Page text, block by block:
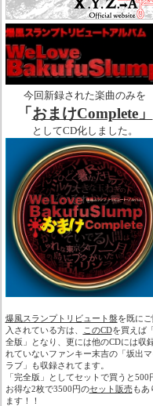
今回新録された楽曲のみを
「おまけComplete」
としてCD化しました。
爆風スランプトリビュート盤を既に
入されている方は、
このCDを買えば
全版」となり、更には他のCDには収
れていないファンキー末吉の「坂出マ
ラブ」も収録されてます。
「完全版」としてセットで買うと500
お得な2枚で3500円のセット販売もあ
ます！！